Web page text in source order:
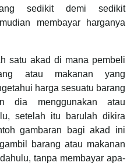
sedikit demi sedikit
membayar harganya
satu akad di mana pembeli
atau makanan yang
harga sesuatu barang
dia menggunakan atau
setelah itu barulah dikira
gambaran bagi akad ini
barang atau makanan
tanpa membayar apa-